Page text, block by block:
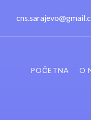
POČETNA O